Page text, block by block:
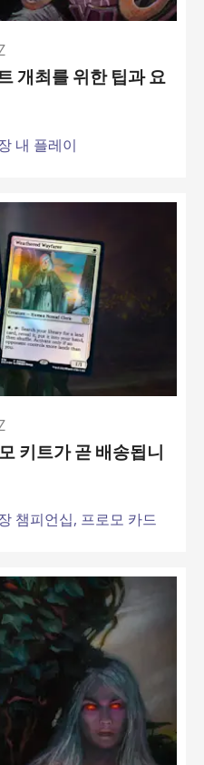
개최를 위한 팁과 요
내 플레이
키트가 곧 배송됩니
챔피언십, 프로모 카드